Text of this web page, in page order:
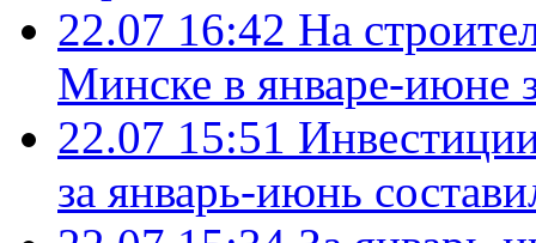
22.07 16:42 На
Минске в январе-июне
22.07 15:51
за январь-июнь